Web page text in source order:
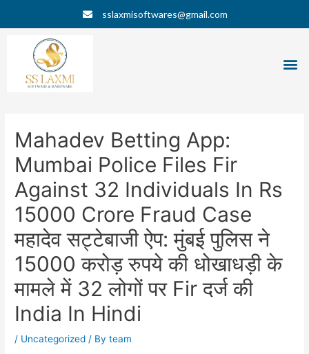
sslaxmisoftwares@gmail.com
Mahadev Betting App:
Mumbai Police Files Fir
Against 32 Individuals In Rs
15000 Crore Fraud Case
महादेव सट्टेबाजी ऐप: मुंबई पुलिस ने
15000 करोड़ रुपये की धोखाधड़ी के
मामले में 32 लोगों पर Fir दर्ज की
India In Hindi
/ Uncategorized / Byteam